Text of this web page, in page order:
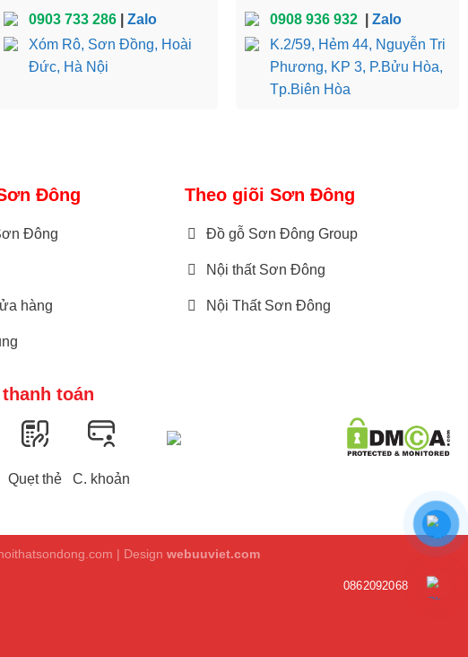
0903 733 286 |Zalo
Xóm Rô, Sơn Đồng, Hoài
Đức, Hà Nội
0908 936 932
Zalo
K.2/59, Hẻm 44, Nguyễn Tri
Phương, KP 3, P.Bửu Hòa,
Tp.Biên Hòa
Đông
Đông
hàng
Theo giõi Sơn Đông
Đồ gỗ Sơn Đông Group
Nội thất Sơn Đông
Nội Thất Sơn Đông
toán
Quẹt thẻ C. khoản
| Design webuuviet.com
0862092068